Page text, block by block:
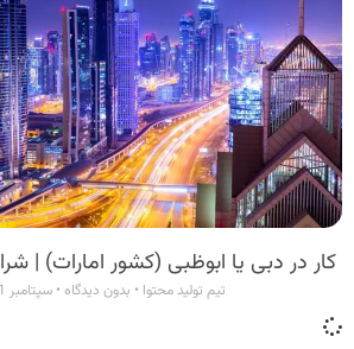
کار در دبی یا ابوظبی (کشور امارات) |
تیم تولید محتوا بدون دیدگاه سپتامبر 11, 2023